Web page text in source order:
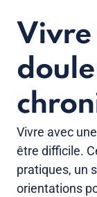
Vivre
Vivre avec
être difficile.
pratiques, un
orientations